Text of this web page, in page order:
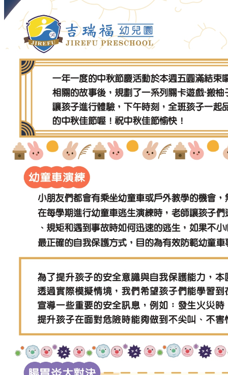
廁所設施設備
無障礙設施/定期環境消毒
幼兒園
主題教學
品格教育
防震防災宣導
交通安全教育
節慶文化活動
菁英課輔
菁英美語
數學領域
私中衝刺
寒夏令營
作息&餐點表
每日作息表
每月餐點表
每月行事曆
校園花絮
年度活動
班級相簿
活動影片
幸福交流道
吉瑞福幸福站
吉瑞福幼兒園臉書專頁
吉瑞福教育機構臉書專頁
吉瑞福幸福交流道
招生資訊
教養資訊分享
預約參觀
聯絡我們
校園資料